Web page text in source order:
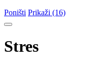
Poništi Prikaži (16)
Stres